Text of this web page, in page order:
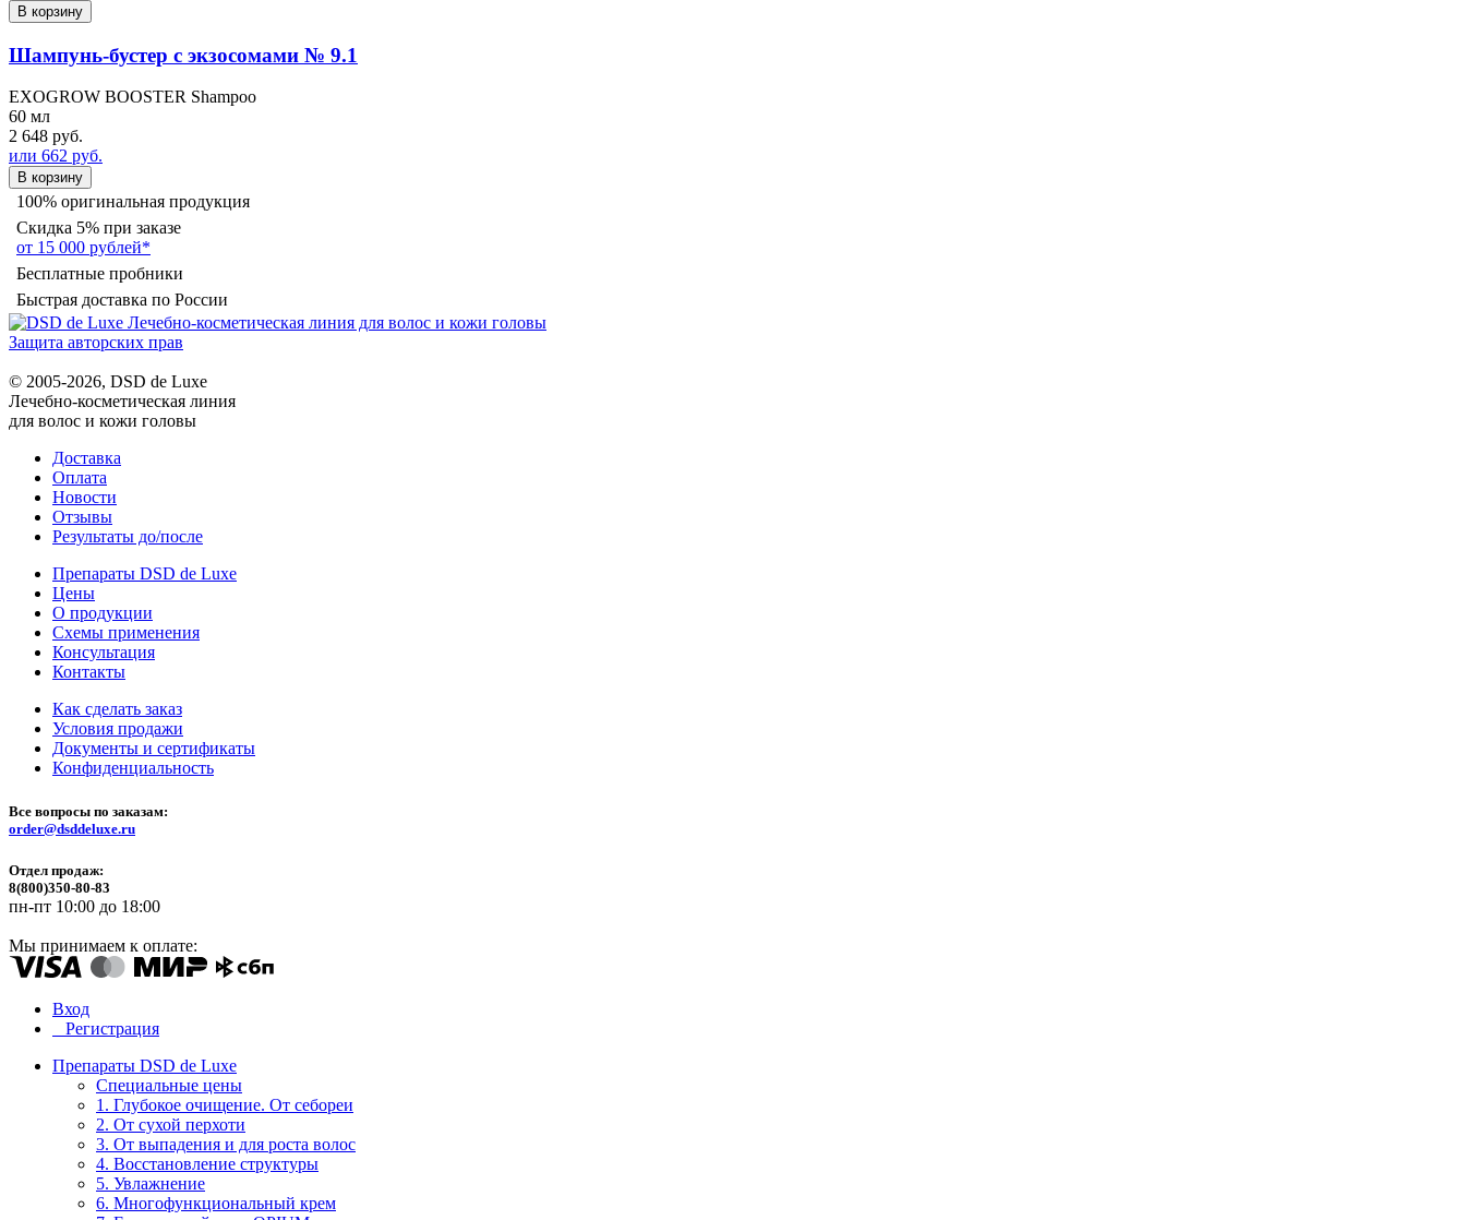
В корзину
Шампунь-бустер с экзосомами № 9.1
EXOGROW BOOSTER Shampoo
60 мл
2 648 руб.
или 662 руб.
В корзину
100% оригинальная продукция
Скидка 5% при заказе
от 15 000 рублей*
Бесплатные пробники
Быстрая доставка по России
Защита авторских прав
© 2005-2026, DSD de Luxe
Лечебно-косметическая линия
для волос и кожи головы
Доставка
Оплата
Новости
Отзывы
Результаты до/после
Препараты DSD de Luxe
Цены
О продукции
Схемы применения
Консультация
Контакты
Как сделать заказ
Условия продажи
Документы и сертификаты
Конфиденциальность
Все вопросы по заказам:
order@dsddeluxe.ru
Отдел продаж:
8(800)350-80-83
пн-пт 10:00 до 18:00
Мы принимаем к оплате:
Вход
Регистрация
Препараты DSD de Luxe
Специальные цены
1. Глубокое очищение. От себореи
2. От сухой перхоти
3. От выпадения и для роста волос
4. Восстановление структуры
5. Увлажнение
6. Многофункциональный крем